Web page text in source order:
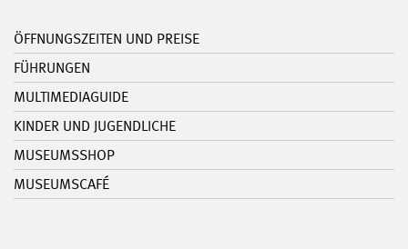
ÖFFNUNGSZEITEN UND PREISE
FÜHRUNGEN
MULTIMEDIAGUIDE
KINDER UND JUGENDLICHE
MUSEUMSSHOP
MUSEUMSCAFÉ